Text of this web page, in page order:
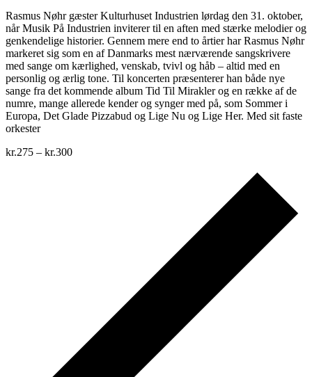
Rasmus Nøhr gæster Kulturhuset Industrien lørdag den 31. oktober,
når Musik På Industrien inviterer til en aften med stærke melodier og
genkendelige historier. Gennem mere end to årtier har Rasmus Nøhr
markeret sig som en af Danmarks mest nærværende sangskrivere
med sange om kærlighed, venskab, tvivl og håb – altid med en
personlig og ærlig tone. Til koncerten præsenterer han både nye
sange fra det kommende album Tid Til Mirakler og en række af de
numre, mange allerede kender og synger med på, som Sommer i
Europa, Det Glade Pizzabud og Lige Nu og Lige Her. Med sit faste
orkester
kr.275 – kr.300